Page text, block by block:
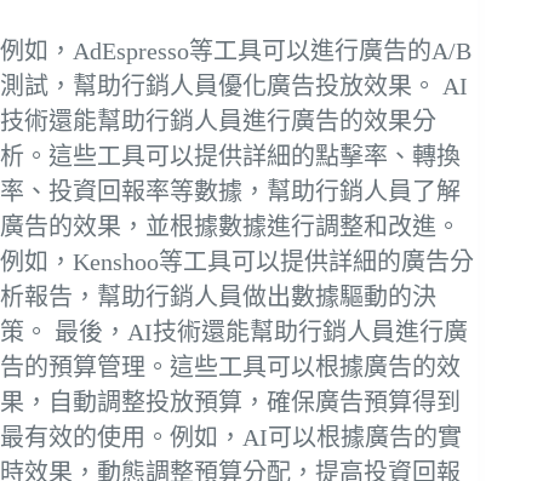
例如，AdEspresso等工具可以進行廣告的A/B
測試，幫助行銷人員優化廣告投放效果。 AI
技術還能幫助行銷人員進行廣告的效果分
析。這些工具可以提供詳細的點擊率、轉換
率、投資回報率等數據，幫助行銷人員了解
廣告的效果，並根據數據進行調整和改進。
例如，Kenshoo等工具可以提供詳細的廣告分
析報告，幫助行銷人員做出數據驅動的決
策。 最後，AI技術還能幫助行銷人員進行廣
告的預算管理。這些工具可以根據廣告的效
果，自動調整投放預算，確保廣告預算得到
最有效的使用。例如，AI可以根據廣告的實
時效果，動態調整預算分配，提高投資回報